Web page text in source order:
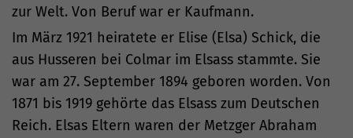
zur Welt. Von Beruf war er Kaufmann.
Im März 1921 heiratete er Elise (Elsa) Schick, die
aus Husseren bei Colmar im Elsass stammte. Sie
war am 27. September 1894 geboren worden. Von
1871 bis 1919 gehörte das Elsass zum Deutschen
Reich. Elsas Eltern waren der Metzger Abraham